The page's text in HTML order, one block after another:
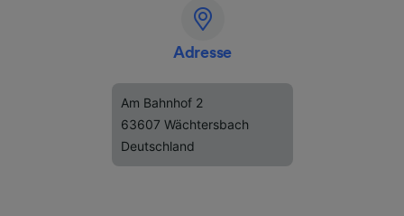
Adresse
Am Bahnhof 2
63607 Wächtersbach
Deutschland